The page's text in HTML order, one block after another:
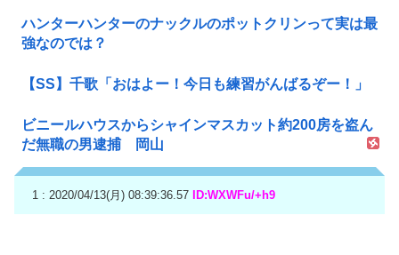
ハンターハンターのナックルのポットクリンって実は最
強なのでは？
【SS】千歌「おはよー！今日も練習がんばるぞー！」
ビニールハウスからシャインマスカット約200房を盗ん
だ無職の男逮捕 岡山
1 : 2020/04/13(月) 08:39:36.57 ID:WXWFu/+h9